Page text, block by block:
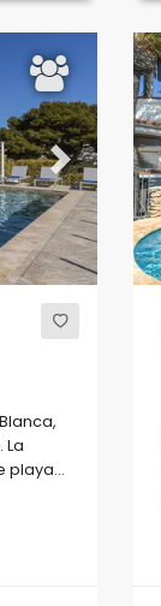
Next
La
playa y